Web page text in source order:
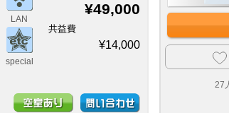
LAN
special
¥49,000
共益費
¥14,000
27